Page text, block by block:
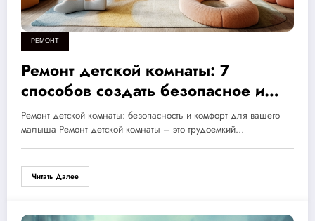
РЕМОНТ
Ремонт детской комнаты: 7
способов создать безопасное и
уютное пространство для вашего
малыша
Ремонт детской комнаты: безопасность и комфорт для вашего
малыша Ремонт детской комнаты – это трудоемкий…
Читать Далее